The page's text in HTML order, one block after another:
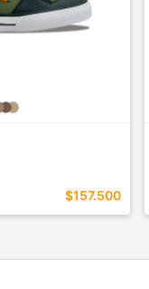
$157.500